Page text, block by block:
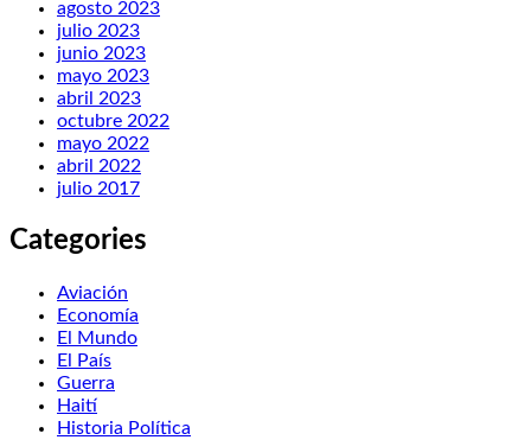
agosto 2023
julio 2023
junio 2023
mayo 2023
abril 2023
octubre 2022
mayo 2022
abril 2022
julio 2017
Categories
Aviación
Economía
El Mundo
El País
Guerra
Haití
Historia Política